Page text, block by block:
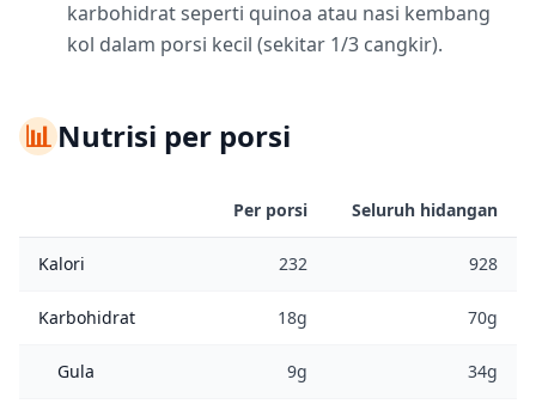
karbohidrat seperti quinoa atau nasi kembang
kol dalam porsi kecil (sekitar 1/3 cangkir).
📊Nutrisi per porsi
Per porsi Seluruh hidangan
Kalori 232 928
Karbohidrat 18g 70g
Gula 9g 34g